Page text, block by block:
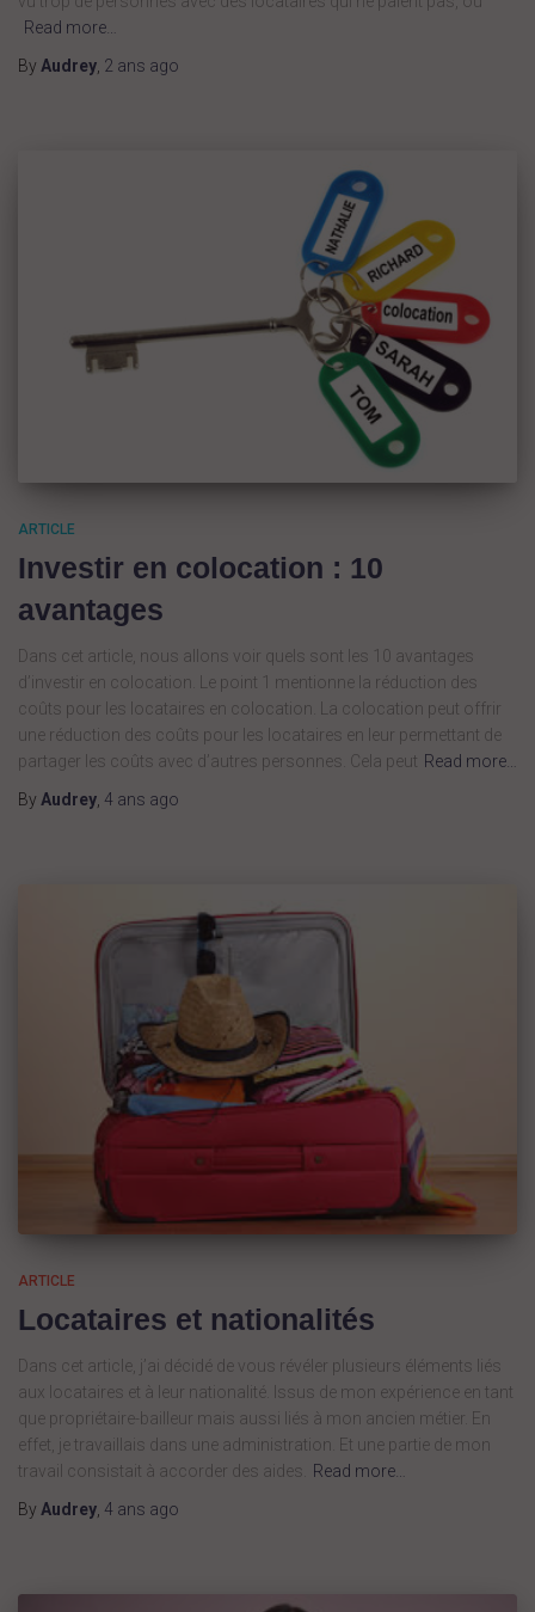
Read more…
By Audrey 2 ans ago
ARTICLE
Investir en colocation : 10
avantages
Dans cet article, nous allons voir quels sont les 10 avantages
d’investir en colocation. Le point 1 mentionne la réduction des
coûts pour les locataires en colocation. La colocation peut offrir
une réduction des coûts pour les locataires en leur permettant de
partager les coûts avec d’autres personnes. Cela peut Read more…
By Audrey 4 ans ago
ARTICLE
Locataires et nationalités
Dans cet article, j’ai décidé de vous révéler plusieurs éléments liés
aux locataires et à leur nationalité. Issus de mon expérience en tant
que propriétaire-bailleur mais aussi liés à mon ancien métier. En
effet, je travaillais dans une administration. Et une partie de mon
travail consistait à accorder des aides.
Read more…
By Audrey 4 ans ago